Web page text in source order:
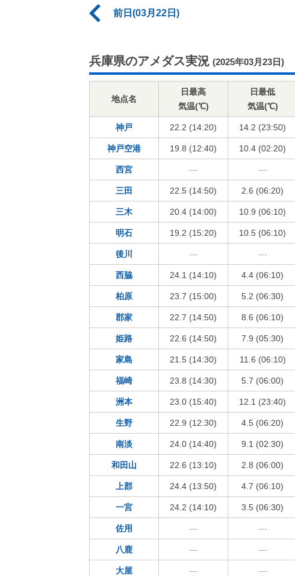
前日(03月22日)
兵庫県のアメダス実況 (2025年03月23日)
地点名
日最高
気温(℃)
日最低
気温(℃)
神戸 22.2 (14:20) 14.2 (23:50)
神戸空港 19.8 (12:40) 10.4 (02:20)
西宮 --- ---
三田 22.5 (14:50) 2.6 (06:20)
三木 20.4 (14:00) 10.9 (06:10)
明石 19.2 (15:20) 10.5 (06:10)
後川 --- ---
西脇 24.1 (14:10) 4.4 (06:10)
柏原 23.7 (15:00) 5.2 (06:30)
郡家 22.7 (14:50) 8.6 (06:10)
姫路 22.6 (14:50) 7.9 (05:30)
家島 21.5 (14:30) 11.6 (06:10)
福崎 23.8 (14:30) 5.7 (06:00)
洲本 23.0 (15:40) 12.1 (23:40)
生野 22.9 (12:30) 4.5 (06:20)
南淡 24.0 (14:40) 9.1 (02:30)
和田山 22.6 (13:10) 2.8 (06:00)
上郡 24.4 (13:50) 4.7 (06:10)
一宮 24.2 (14:10) 3.5 (06:30)
佐用 --- ---
八鹿 --- ---
大屋 --- ---